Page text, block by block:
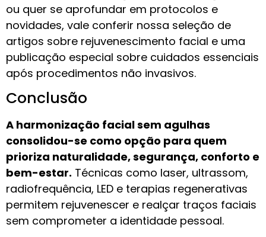
ou quer se aprofundar em protocolos e
novidades, vale conferir nossa seleção de
artigos sobre rejuvenescimento facial e uma
publicação especial sobre cuidados essenciais
após procedimentos não invasivos.
Conclusão
A harmonização facial sem agulhas
consolidou-se como opção para quem
prioriza naturalidade, segurança, conforto e
bem-estar. Técnicas como laser, ultrassom,
radiofrequência, LED e terapias regenerativas
permitem rejuvenescer e realçar traços faciais
sem comprometer a identidade pessoal.